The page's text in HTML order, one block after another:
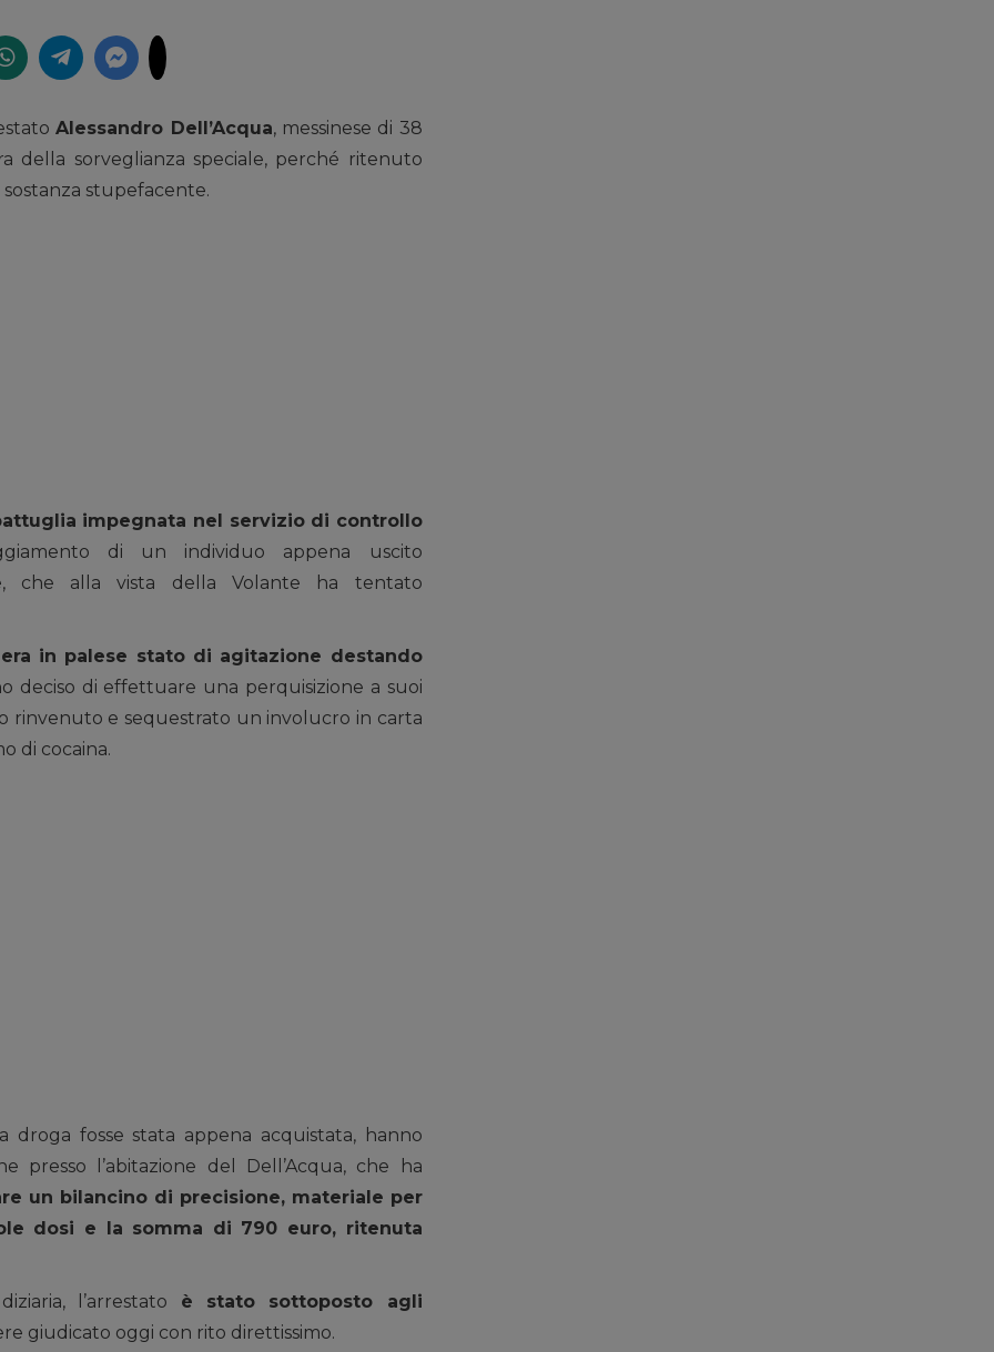
Alessandro Dell’Acqua, messinese di 38
della sorveglianza speciale, perché ritenuto
stupefacente.
impegnata nel servizio di controllo
di un individuo appena uscito
che alla vista della Volante ha tentato
in palese stato di agitazione destando
deciso di effettuare una perquisizione a suoi
rinvenuto e sequestrato un involucro in carta
di cocaina.
fosse stata appena acquistata, hanno
presso l’abitazione del Dell’Acqua, che ha
un bilancino di precisione, materiale per
dosi e la somma di 790 euro, ritenuta
l’arrestato è stato sottoposto agli
giudicato oggi con rito direttissimo.